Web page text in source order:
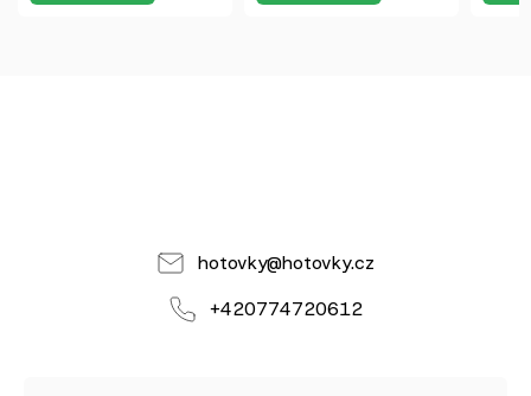
hotovky@hotovky.cz
+420774720612